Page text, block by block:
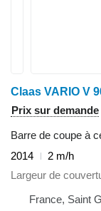
Claas VARIO V
Prix sur demande
Barre de coupe à
2014
2 m/h
Largeur de
France, Saint